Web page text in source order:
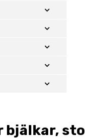
bjälkar,